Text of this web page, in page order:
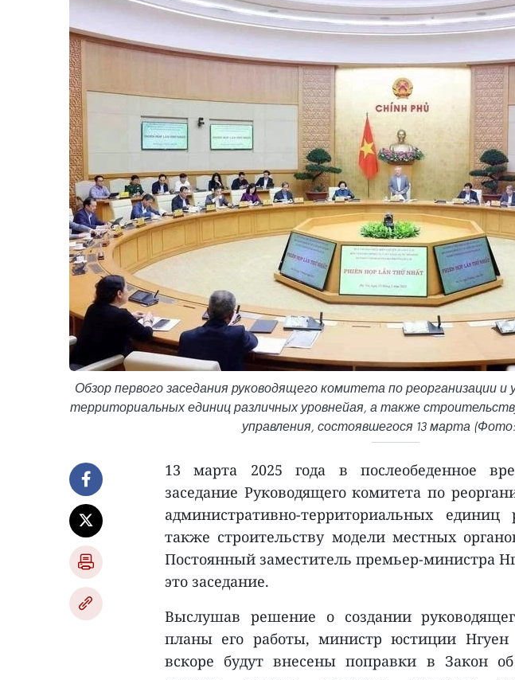
Обзор первого заседания руководящего комитета по реорганизации
территориальных единиц различных уровнейая, а также
управления, состоявшегося 13 марта
13 марта 2025 года в послеобеденное
заседание Руководящего комитета по
административно-территориальных
также строительству модели местных
Постоянный заместитель премьер-министра
это заседание.
Выслушав решение о создании
планы его работы, министр юстиции
вскоре будут внесены поправки в Закон